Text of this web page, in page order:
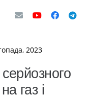
2023
газ і